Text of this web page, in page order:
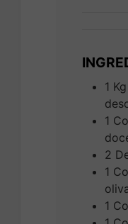
1 Kg
1
2
1
1